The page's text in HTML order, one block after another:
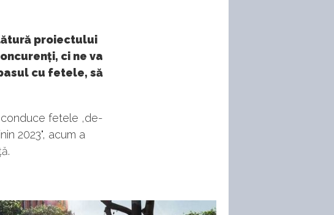
proiectului
ci ne va
cu fetele, să
conduce fetele ,de-
2023", acum a